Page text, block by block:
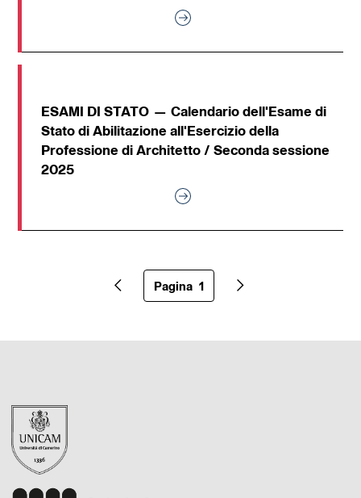
ESAMI DI STATO — Calendario dell'Esame di
Stato di Abilitazione all'Esercizio della
Professione di Architetto / Seconda sessione
2025
Pagina precedente
Pagina
attuale
Pagina 1 Pagina successiva